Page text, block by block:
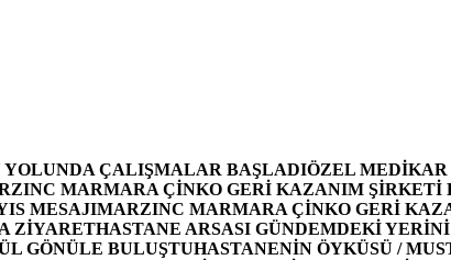
YOLUNDA ÇALIŞMALAR BAŞLADIÖZEL
MARMARA ÇİNKO GERİ KAZANIM
MESAJIMARZINC MARMARA ÇİNKO GERİ
ZİYARETHASTANE ARSASI GÜNDEMDEKİ
GÖNÜLE BULUŞTUHASTANENİN ÖYKÜSÜ /